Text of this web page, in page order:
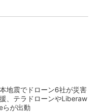
地震でドローン6社が災害
、テラドローンやLiberaw
らが出動